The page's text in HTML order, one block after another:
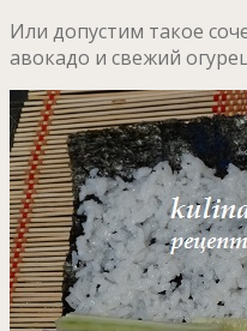
Или допустим такое
авокадо и свежий